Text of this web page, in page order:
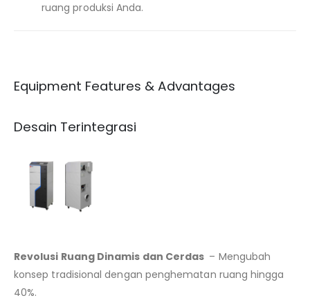
ruang produksi Anda.
Equipment Features & Advantages
Desain Terintegrasi
Revolusi Ruang Dinamis dan Cerdas – Mengubah
konsep tradisional dengan penghematan ruang hingga
40%.